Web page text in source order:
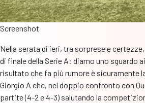
Screenshot
Nella serata di ieri, tra sorprese e
di finale della Serie A: diamo uno sguardo
risultato che fa più rumore è sicuramente
Giorgio A che, nel doppio confronto con
partite (4-2 e 4-3) salutando la